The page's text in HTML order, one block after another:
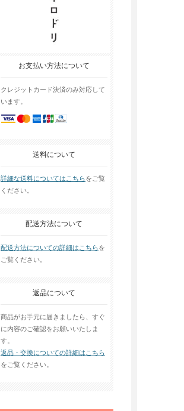
お支払い方法について
クレジットカード決済のみ対応して
います。
送料について
詳細な送料についてはこちらをご覧
ください。
配送方法について
配送方法についての詳細はこちらを
ご覧ください。
返品について
商品がお手元に届きましたら、すぐ
に内容のご確認をお願いいたしま
す。
返品・交換についての詳細はこちら
をご覧ください。